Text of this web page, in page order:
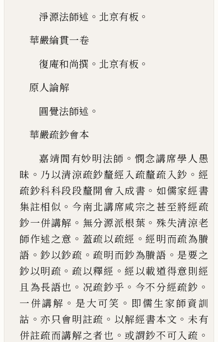
淨源法師述 。 北京有板 。
華嚴綸貫一卷
復庵和尚撰 。 北京有板 。
原人論解
圓覺法師述 。
華嚴疏鈔會本
嘉靖間有妙明法師 。 憫念講席學人愚
昧 。 乃以清涼疏鈔釐經入疏釐疏入鈔 。 經
疏鈔科科段段釐開會入成書 。 如儒家經書
集註相似 。 今南北講席咸宗之甚至將經疏
鈔一併講解 。 無分源派根葉 。 殊失清涼老
師作述之意 。 蓋疏以疏經 。 經明而疏為賸
語 。鈔以鈔疏 。 疏明而鈔為賸語 。 是要之
鈔以明疏 。 疏以釋經 。 經以載道得意則經
且為長語也 。 况疏鈔乎 。 今不分經疏鈔 。
一併講解 。 是大可笑 。 即儒生家師資訓
詁 。亦只會明註疏 。 以解經書本文 。 未有
併註疏而講解之者也 。 或謂鈔不可入疏 。